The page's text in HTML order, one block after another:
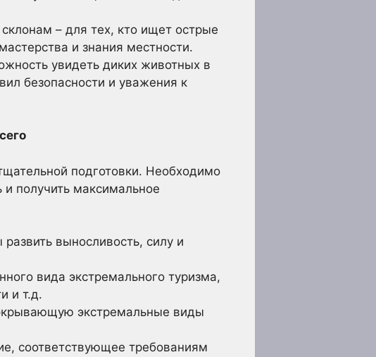
– для тех, кто ищет острые
и знания местности.
увидеть диких животных в
безопасности и уважения к
подготовки. Необходимо
получить максимальное
выносливость, силу и
вида экстремального туризма,
и т.д.
экстремальные виды
соответствующее требованиям